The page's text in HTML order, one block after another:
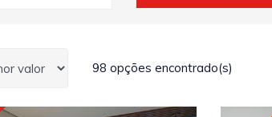
98 opções encontrado(s)